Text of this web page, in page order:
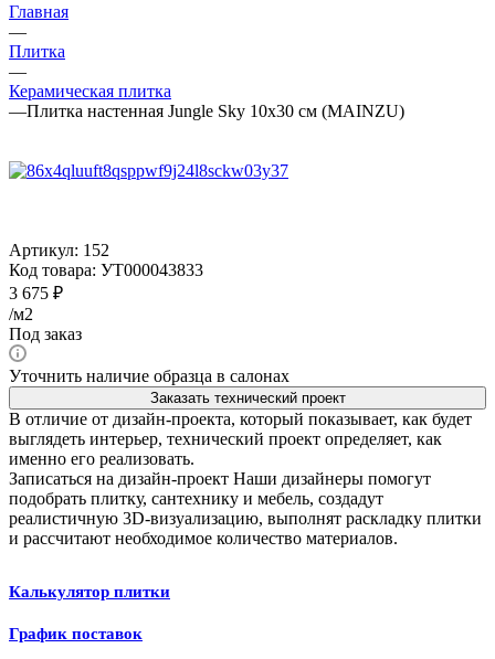
Главная
—
Плитка
—
Керамическая плитка
—Плитка настенная Jungle Sky 10x30 см (MAINZU)
Артикул: 152
Код товара: УТ000043833
3 675 ₽
/м2
Под заказ
Уточнить наличие образца в салонах
Заказать технический проект
В отличие от дизайн-проекта, который показывает, как будет
выглядеть интерьер, технический проект определяет, как
именно его реализовать.
Записаться на дизайн-проект Наши дизайнеры помогут
подобрать плитку, сантехнику и мебель, создадут
реалистичную 3D-визуализацию, выполнят раскладку плитки
и рассчитают необходимое количество материалов.
Калькулятор плитки
График поставок